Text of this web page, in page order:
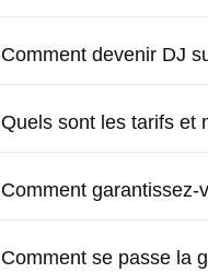
Comment devenir DJ
Quels sont les tarifs et
Comment garantissez-
Comment se passe la